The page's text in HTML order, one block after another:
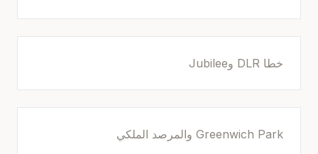
خطا DLR وJubilee
Greenwich Park والمرصد الملكي